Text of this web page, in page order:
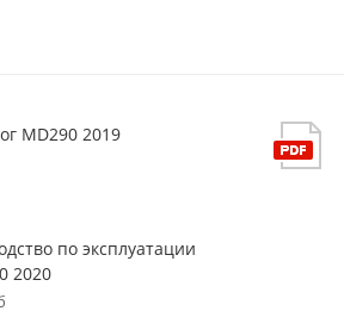
MD290 2019
по эксплуатации
2020